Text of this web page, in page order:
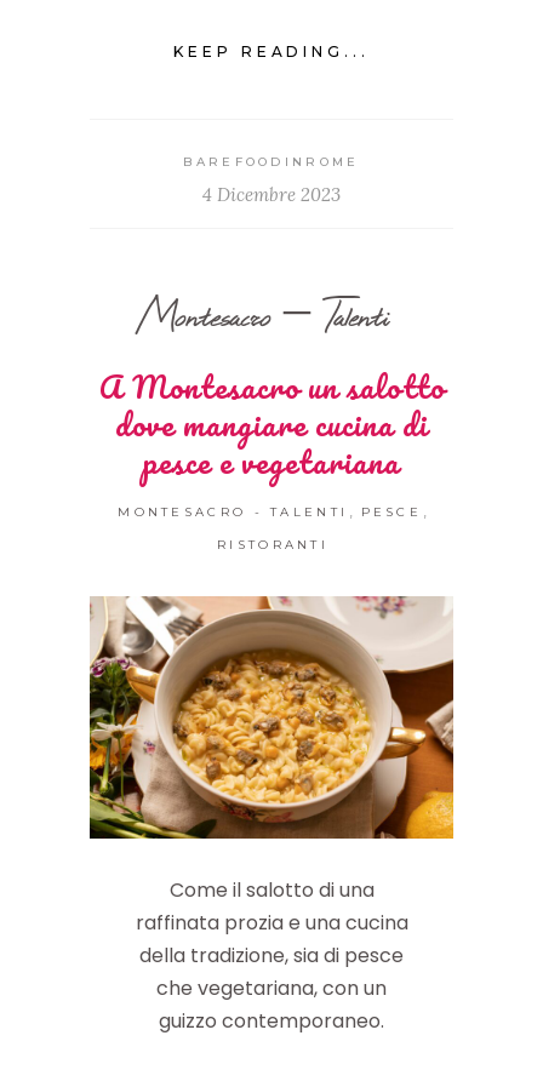
KEEP READING...
BAREFOODINROME
4 Dicembre 2023
Montesacro – Talenti
A Montesacro un salotto
dove mangiare cucina di
pesce e vegetariana
MONTESACRO - TALENTI , PESCE ,
RISTORANTI
Come il salotto di una
raffinata prozia e una cucina
della tradizione, sia di pesce
che vegetariana, con un
guizzo contemporaneo.